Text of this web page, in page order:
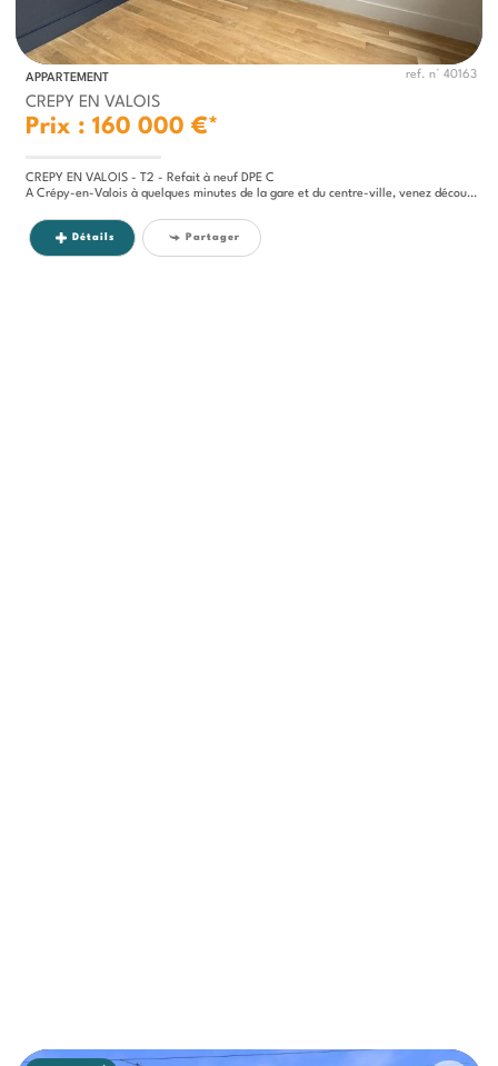
APPARTEMENT ref. n° 40163
CREPY EN VALOIS
Prix : 160 000 €*
CREPY EN VALOIS - T2 - Refait à neuf DPE C
A Crépy-en-Valois à quelques minutes de la gare et du centre-ville, venez découvir ce charmant appartement 2 pièces, 28...
Détails Partager